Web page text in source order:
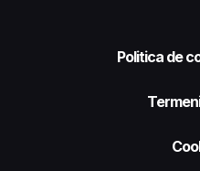
Politica de